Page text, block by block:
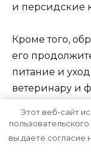
и персидские
Кроме того,
его
питание и
ветеринару и
питание и
активности
Этот веб-сайт
вы даете согласие